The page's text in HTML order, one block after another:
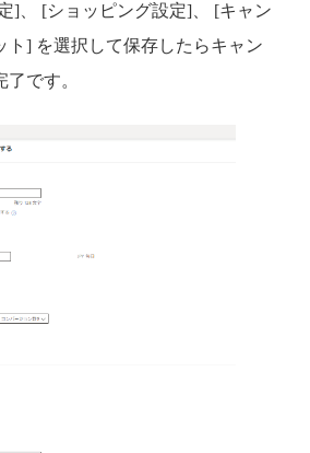
]、 [ショッピング設定]、 [キャン
ト] を選択して保存したらキャン
です。